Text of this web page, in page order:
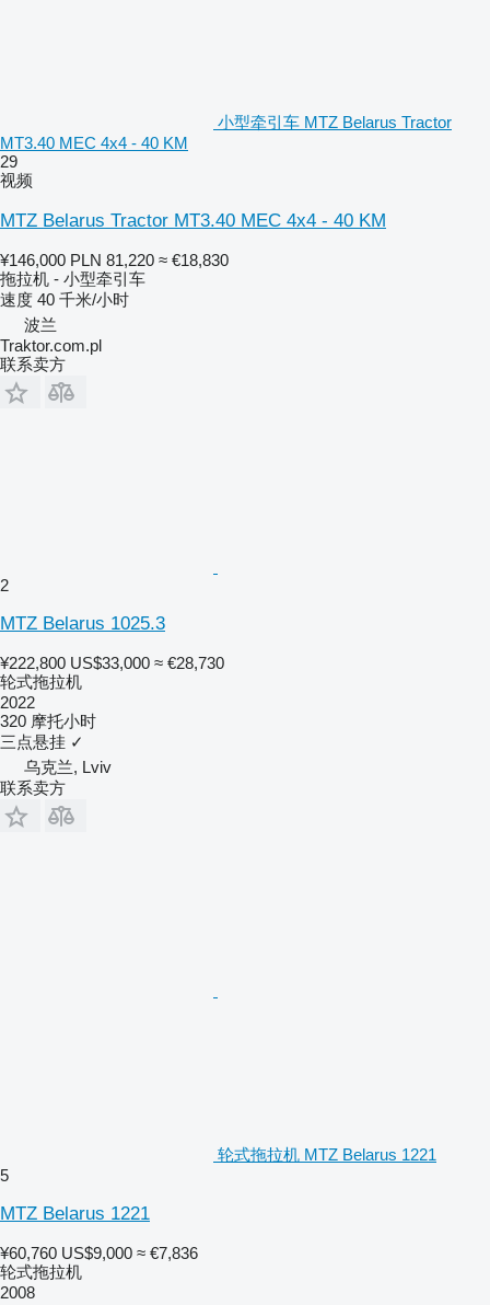
小型牵引车 MTZ Belarus Tractor
MT3.40 MEC 4x4 - 40 KM
29
视频
MTZ Belarus Tractor MT3.40 MEC 4x4 - 40 KM
¥146,000 PLN 81,220 ≈ €18,830
拖拉机 - 小型牵引车
速度 40 千米/小时
波兰
Traktor.com.pl
联系卖方
2
MTZ Belarus 1025.3
¥222,800 US$33,000 ≈ €28,730
轮式拖拉机
2022
320 摩托小时
三点悬挂 ✓
乌克兰, Lviv
联系卖方
轮式拖拉机 MTZ Belarus 1221
5
MTZ Belarus 1221
¥60,760 US$9,000 ≈ €7,836
轮式拖拉机
2008